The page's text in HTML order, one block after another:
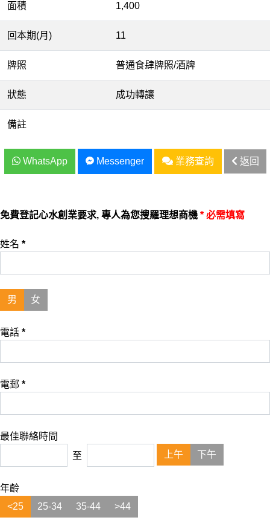
面積 1,400
回本期(月) 11
牌照 普通食肆牌照/酒牌
狀態 成功轉讓
備註
WhatsApp Messenger 業務查詢 返回
免費登記心水創業要求, 專人為您搜羅理想商機 * 必需填寫
姓名 *
男 女
電話 *
電郵 *
最佳聯絡時間
至
上午 下午
年齡
<25
25-34 35-44 >44